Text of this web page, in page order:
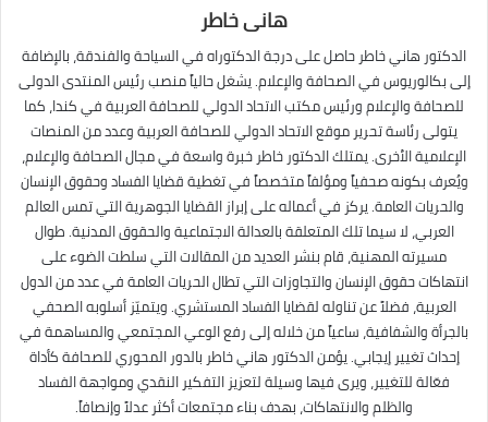
هانى خاطر
الدكتور هاني خاطر حاصل على درجة الدكتوراه في السياحة والفندقة، بالإضافة
إلى بكالوريوس في الصحافة والإعلام. يشغل حالياً منصب رئيس المنتدى الدولى
للصحافة والإعلام ورئيس مكتب الاتحاد الدولي للصحافة العربية في كندا، كما
يتولى رئاسة تحرير موقع الاتحاد الدولي للصحافة العربية وعدد من المنصات
الإعلامية الأخرى. يمتلك الدكتور خاطر خبرة واسعة في مجال الصحافة والإعلام،
ويُعرف بكونه صحفياً ومؤلفاً متخصصاً في تغطية قضايا الفساد وحقوق الإنسان
والحريات العامة. يركز في أعماله على إبراز القضايا الجوهرية التي تمس العالم
العربي، لا سيما تلك المتعلقة بالعدالة الاجتماعية والحقوق المدنية. طوال
مسيرته المهنية، قام بنشر العديد من المقالات التي سلطت الضوء على
انتهاكات حقوق الإنسان والتجاوزات التي تطال الحريات العامة في عدد من الدول
العربية، فضلاً عن تناوله لقضايا الفساد المستشري. ويتميّز أسلوبه الصحفي
بالجرأة والشفافية، ساعياً من خلاله إلى رفع الوعي المجتمعي والمساهمة في
إحداث تغيير إيجابي. يؤمن الدكتور هاني خاطر بالدور المحوري للصحافة كأداة
فعّالة للتغيير، ويرى فيها وسيلة لتعزيز التفكير النقدي ومواجهة الفساد
والظلم والانتهاكات، بهدف بناء مجتمعات أكثر عدلاً وإنصافاً.